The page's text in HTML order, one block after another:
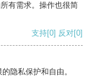
有需求。操作也很简
支持[0] 反对[0]
隐私保护和自由。